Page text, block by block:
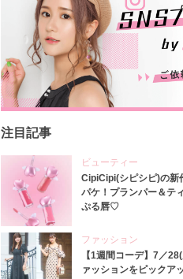
注目記事
ビューティー
CipiCipi(シピシピ)の新
パケ！プランパー＆テ
ぷる唇♡
ファッション
【1週間コーデ】7／
ァッションをピックア